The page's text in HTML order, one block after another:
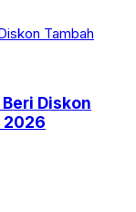
Diskon
2026